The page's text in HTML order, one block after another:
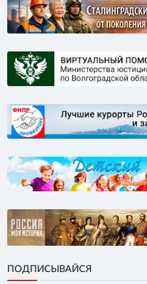
ПОДПИСЫВАЙСЯ